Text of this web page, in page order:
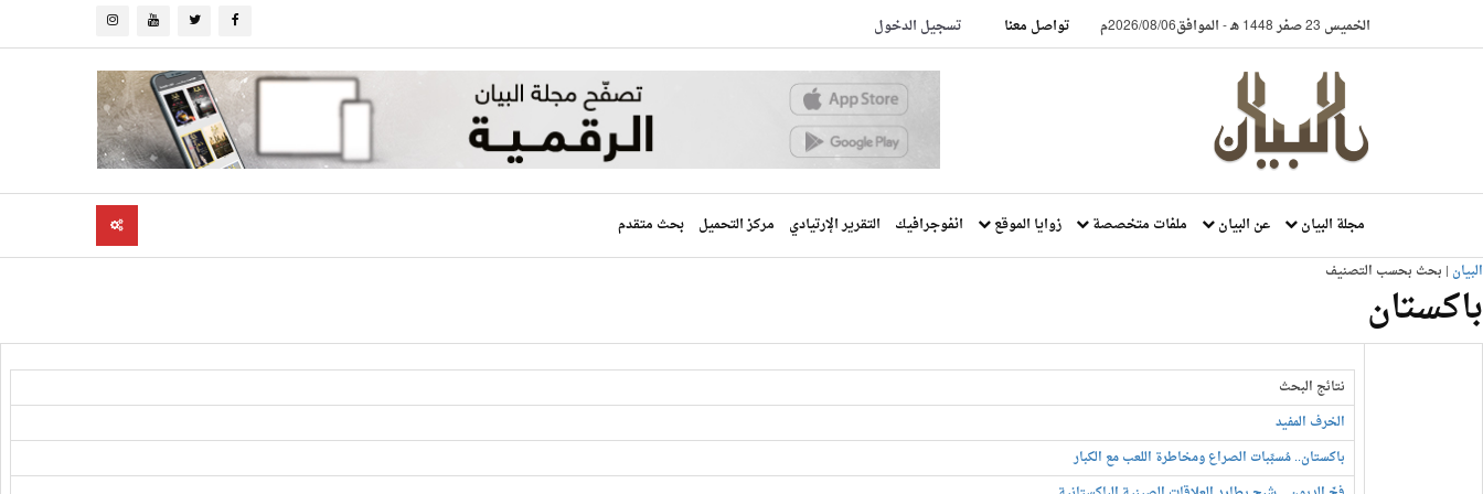
الخميس 23 صفر 1448 هـ -الموافق2026/08/06م تواصل معنا تسجيل الدخول
مجلة البيان عن البيان ملفات متخصصة زوايا الموقع انفوجرافيك التقرير الإرتيادي مركز التحميل بحث متقدم
البيان | بحث بحسب التصنيف
باكستان
نتائج البحث
الخرف المفيد
باكستان.. مُسبِّبات الصراع ومخاطرة اللعب مع الكبار